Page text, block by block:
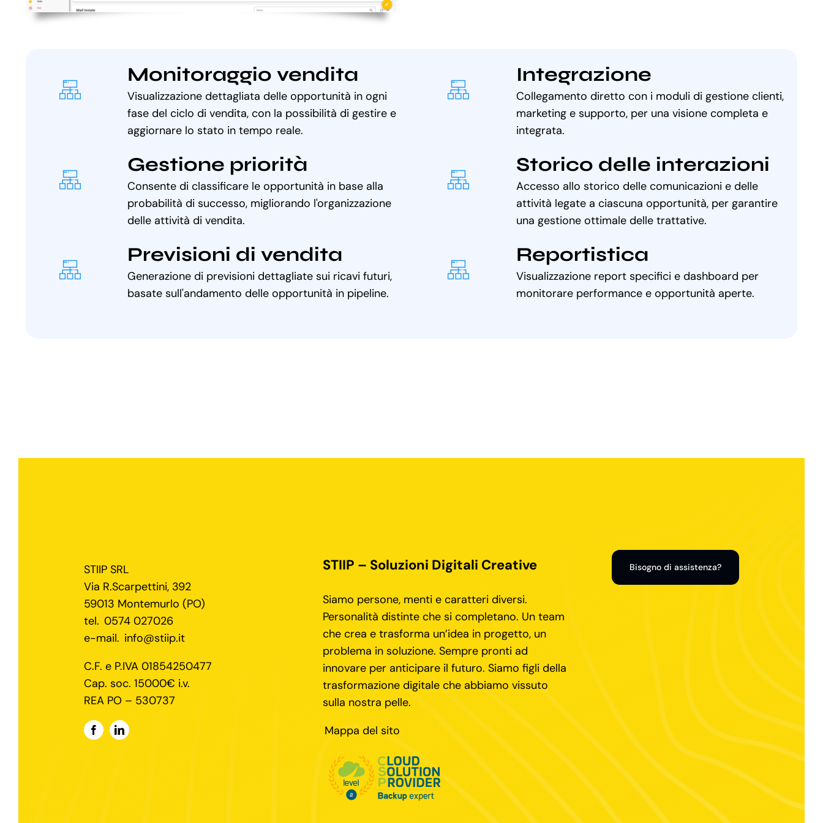
Monitoraggio vendita
Visualizzazione dettagliata delle opportunità in ogni
fase del ciclo di vendita, con la possibilità di gestire e
aggiornare lo stato in tempo reale.
Gestione priorità
Consente di classificare le opportunità in base alla
probabilità di successo, migliorando l'organizzazione
delle attività di vendita.
Previsioni di vendita
Generazione di previsioni dettagliate sui ricavi futuri,
basate sull'andamento delle opportunità in pipeline.
Integrazione
Collegamento diretto con i moduli di gestione clienti,
marketing e supporto, per una visione completa e
integrata.
Storico delle interazioni
Accesso allo storico delle comunicazioni e delle
attività legate a ciascuna opportunità, per garantire
una gestione ottimale delle trattative.
Reportistica
Visualizzazione report specifici e dashboard per
monitorare performance e opportunità aperte.
STIIP SRL
Via R.Scarpettini, 392
59013 Montemurlo (PO)
tel. 0574 027026
e-mail. info@stiip.it
C.F. e P.IVA 01854250477
Cap. soc. 15000€ i.v.
REA PO – 530737
STIIP – Soluzioni Digitali Creative
Siamo persone, menti e caratteri diversi.
Personalità distinte che si completano. Un team
che crea e trasforma un’idea in progetto, un
problema in soluzione. Sempre pronti ad
innovare per anticipare il futuro. Siamo figli della
trasformazione digitale che abbiamo vissuto
sulla nostra pelle.
Mappa del sito
Bisogno di assistenza?